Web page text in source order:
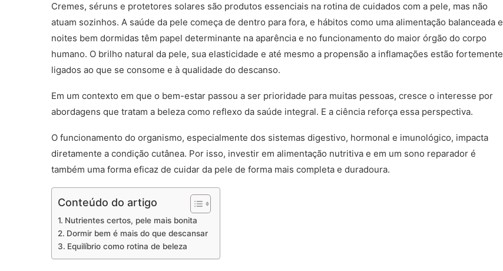
Cremes, séruns e protetores solares são produtos essenciais na rotina de cuidados com a pele, mas não
atuam sozinhos. A saúde da pele começa de dentro para fora, e hábitos como uma alimentação balanceada e
noites bem dormidas têm papel determinante na aparência e no funcionamento do maior órgão do corpo
humano. O brilho natural da pele, sua elasticidade e até mesmo a propensão a inflamações estão fortemente
ligados ao que se consome e à qualidade do descanso.
Em um contexto em que o bem-estar passou a ser prioridade para muitas pessoas, cresce o interesse por
abordagens que tratam a beleza como reflexo da saúde integral. E a ciência reforça essa perspectiva.
O funcionamento do organismo, especialmente dos sistemas digestivo, hormonal e imunológico, impacta
diretamente a condição cutânea. Por isso, investir em alimentação nutritiva e em um sono reparador é
também uma forma eficaz de cuidar da pele de forma mais completa e duradoura.
Conteúdo do artigo
Nutrientes certos, pele mais bonita
Dormir bem é mais do que descansar
Equilíbrio como rotina de beleza